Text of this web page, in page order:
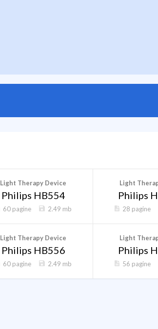
Light Therapy Device
Philips HB554
60 pagine 2.49 mb
Light
Philips
28 pagine
Light Therapy Device
Philips HB556
60 pagine 2.49 mb
Light
Philips
56 pagine